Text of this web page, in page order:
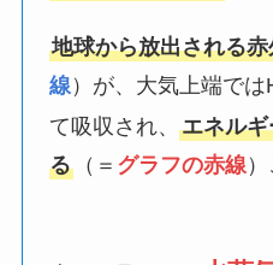
地球から放出される
線 ）が、大気上端では
て吸収され、エネル
る （＝ グラフの赤線